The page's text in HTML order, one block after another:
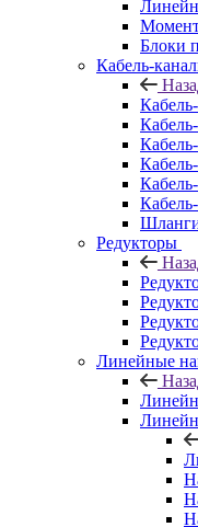
Блоки
Кабель-
Редукторы
Линейные